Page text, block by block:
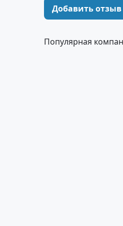
Добавить отзыв
Популярная